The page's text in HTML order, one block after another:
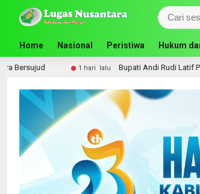
Home Nasional Peristiwa Hukum
Bupati Andi Rudi Latif Perkuat Kesiapsiagaan